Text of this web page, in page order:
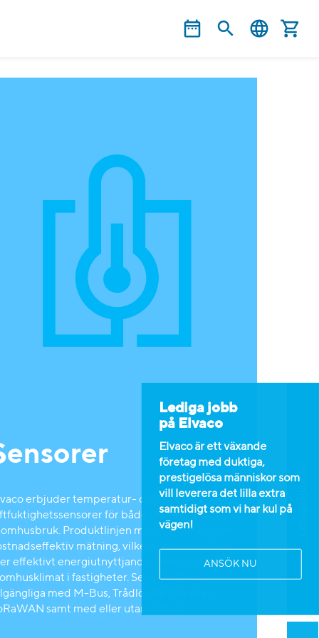
Lediga tjänster
Lediga jobb
på Elvaco
Elvaco är ett växande
företag med duktiga,
prestigelösa människor som
vill leverera det lilla extra
samtidigt som vi har kul på
vägen!
ANSÖK NU
erbjuder temperatur- och
för både inomhus- och
Produktlinjen möjliggör enkel och
mätning, vilket kan bidra till ett
effektivt energiutnyttjande samt ett bättre
i fastigheter. Sensorer finns
med M-Bus, Trådlös M-Bus eller
samt med eller utan display.